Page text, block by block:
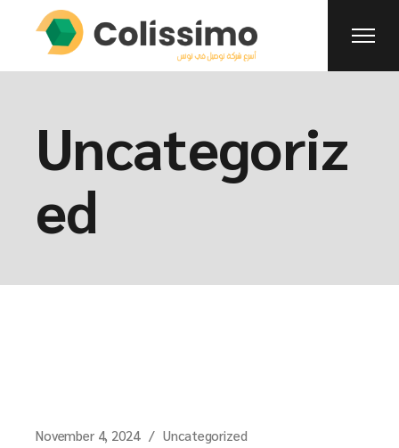
content
Uncategoriz
ed
November 4, 2024 Uncategorized